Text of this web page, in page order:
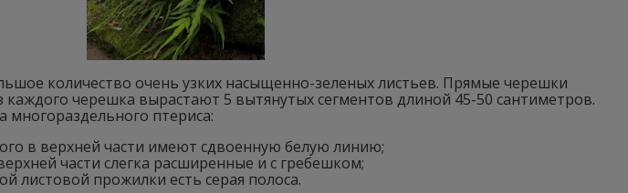
количество очень узких насыщенно-зеленых листьев. Прямые черешки
черешка вырастают 5 вытянутых сегментов длиной 45-50 сантиметров.
птериса:
в верхней части имеют сдвоенную белую линию;
части слегка расширенные и с гребешком;
листовой прожилки есть серая полоса.